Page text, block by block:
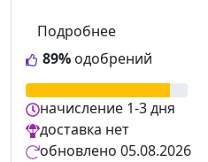
89% одобрений
Подробнее
начисление 1-3 дня
доставка нет
обновлено 05.08.2026